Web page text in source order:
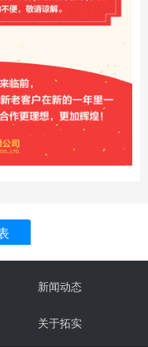
新闻动态
关于拓实